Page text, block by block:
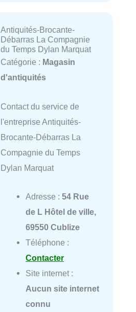
Antiquités-Brocante-
Débarras La Compagnie
du Temps Dylan Marquat
Catégorie : Magasin
d'antiquités
Contact du service de
l'entreprise Antiquités-
Brocante-Débarras La
Compagnie du Temps
Dylan Marquat
Adresse : 54 Rue
de L Hôtel de ville,
69550 Cublize
Téléphone :
Contacter
Site internet :
Aucun site internet
connu